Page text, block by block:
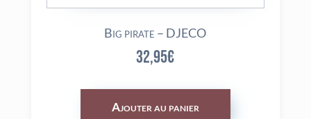
Big pirate – DJECO
32,95€
Ajouter au panier